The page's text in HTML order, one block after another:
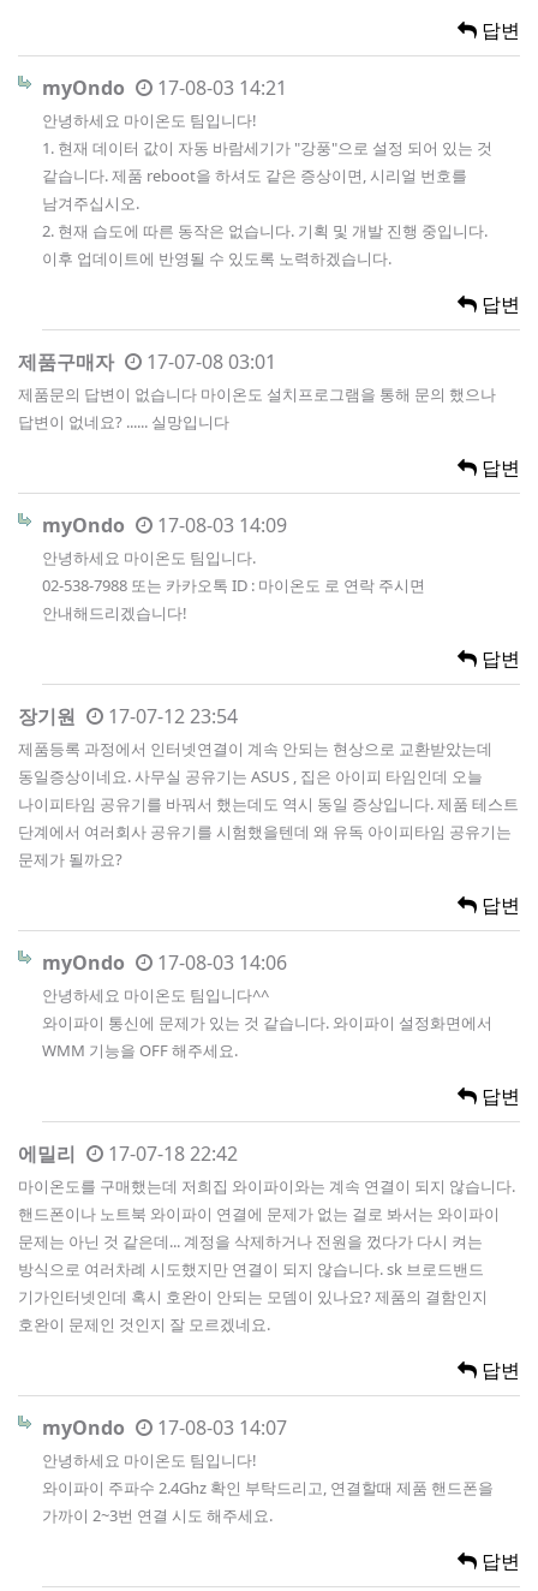
답변
myOndo 17-08-03 14:21
안녕하세요 마이온도 팀입니다!
1. 현재 데이터 값이 자동 바람세기가 "강풍"으로 설정 되어 있는 것
같습니다. 제품 reboot을 하셔도 같은 증상이면, 시리얼 번호를
남겨주십시오.
2. 현재 습도에 따른 동작은 없습니다. 기획 및 개발 진행 중입니다.
이후 업데이트에 반영될 수 있도록 노력하겠습니다.
답변
제품구매자 17-07-08 03:01
제품문의 답변이 없습니다 마이온도 설치프로그램을 통해 문의 했으나
답변이 없네요? ...... 실망입니다
답변
myOndo 17-08-03 14:09
안녕하세요 마이온도 팀입니다.
02-538-7988 또는 카카오톡 ID : 마이온도 로 연락 주시면
안내해드리겠습니다!
답변
장기원 17-07-12 23:54
제품등록 과정에서 인터넷연결이 계속 안되는 현상으로 교환받았는데
동일증상이네요. 사무실 공유기는 ASUS , 집은 아이피 타임인데 오늘
나이피타임 공유기를 바꿔서 했는데도 역시 동일 증상입니다. 제품 테스트
단계에서 여러회사 공유기를 시험했을텐데 왜 유독 아이피타임 공유기는
문제가 될까요?
답변
myOndo 17-08-03 14:06
안녕하세요 마이온도 팀입니다^^
와이파이 통신에 문제가 있는 것 같습니다. 와이파이 설정화면에서
WMM 기능을 OFF 해주세요.
답변
에밀리 17-07-18 22:42
마이온도를 구매했는데 저희집 와이파이와는 계속 연결이 되지 않습니다.
핸드폰이나 노트북 와이파이 연결에 문제가 없는 걸로 봐서는 와이파이
문제는 아닌 것 같은데... 계정을 삭제하거나 전원을 껐다가 다시 켜는
방식으로 여러차례 시도했지만 연결이 되지 않습니다. sk 브로드밴드
기가인터넷인데 혹시 호완이 안되는 모뎀이 있나요? 제품의 결함인지
호완이 문제인 것인지 잘 모르겠네요.
답변
myOndo 17-08-03 14:07
안녕하세요 마이온도 팀입니다!
와이파이 주파수 2.4Ghz 확인 부탁드리고, 연결할때 제품 핸드폰을
가까이 2~3번 연결 시도 해주세요.
답변